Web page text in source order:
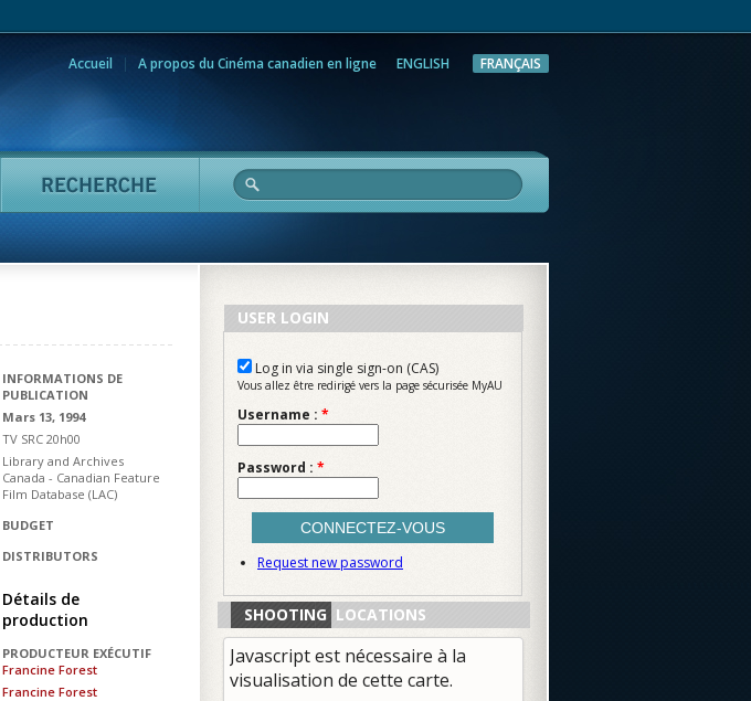
Accueil A propos du Cinéma canadien en ligne ENGLISH FRANÇAIS
Politiques Recherche
INFORMATIONS DE
PUBLICATION
Mars 13, 1994
TV SRC 20h00
Library and Archives
Canada - Canadian Feature
Film Database (LAC)
BUDGET
DISTRIBUTORS
Détails de
production
PRODUCTEUR EXÉCUTIF
Francine Forest
Francine Forest
USER LOGIN
Log in via single sign-on (CAS)
Vous allez être redirigé vers la page sécurisée MyAU
Username : *
Password : *
Request new password
SHOOTING LOCATIONS
Javascript est nécessaire à la
visualisation de cette carte.